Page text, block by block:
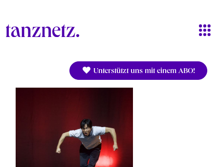
Unterstützt uns mit einem ABO!